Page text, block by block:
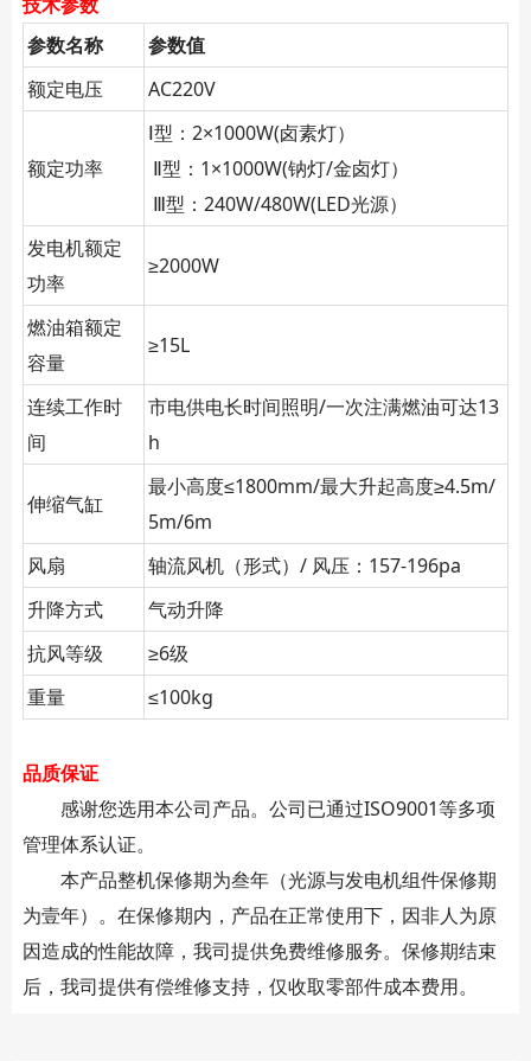
参数名称
参数值
额定电压
AC220V
额定功率
Ⅰ型：2×1000W(卤素灯）
Ⅱ型：1×1000W(钠灯/金卤灯）
Ⅲ型：240W/480W(LED光源）
发电机额定
功率
≥2000W
燃油箱额定
容量
≥15L
连续工作时
间
市电供电长时间照明/一次注满燃油可达13
h
伸缩气缸
最小高度≤1800mm/最大升起高度≥4.5m/
5m/6m
风扇
轴流风机（形式）/ 风压：157-196pa
升降方式
气动升降
抗风等级
≥6级
重量
≤100kg
品质保证
感谢您选用本公司产品。公司已通过ISO9001等多项
管理体系认证。
本产品整机保修期为叁年（光源与发电机组件保修期
为壹年）。在保修期内，产品在正常使用下，因非人为原
因造成的性能故障，我司提供免费维修服务。保修期结束
后，我司提供有偿维修支持，仅收取零部件成本费用。